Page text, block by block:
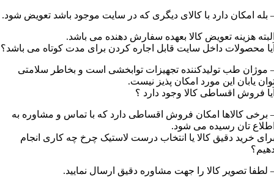
بله امکان دارد با کالای دیگری که در سایت موجود باشد تعویض شود.
هزینه تعویض کالا بعهده سفارش دهنده می باشد.
محصولات داخل سایت قابل اجاره کردن برای مدت کوتاه می باشد؟
موژان طب تولیدکننده تجهیزات توابخشی است و بخاطر سلامتی
یابان این مورد امکان پذیز نیست.
فروش اقساطی کالا وجود دارد ؟
برخی کالاها امکان فروش اقساطی دارد که با تماس و مشاوره به
تان رسیده می شود.
خرید دقیق کالا یا انتخاب درست لاستیک چرخ چه کاری انجام
لطفا تصویر کالا را جهت مشاوره دقیق ارسال نمایید.